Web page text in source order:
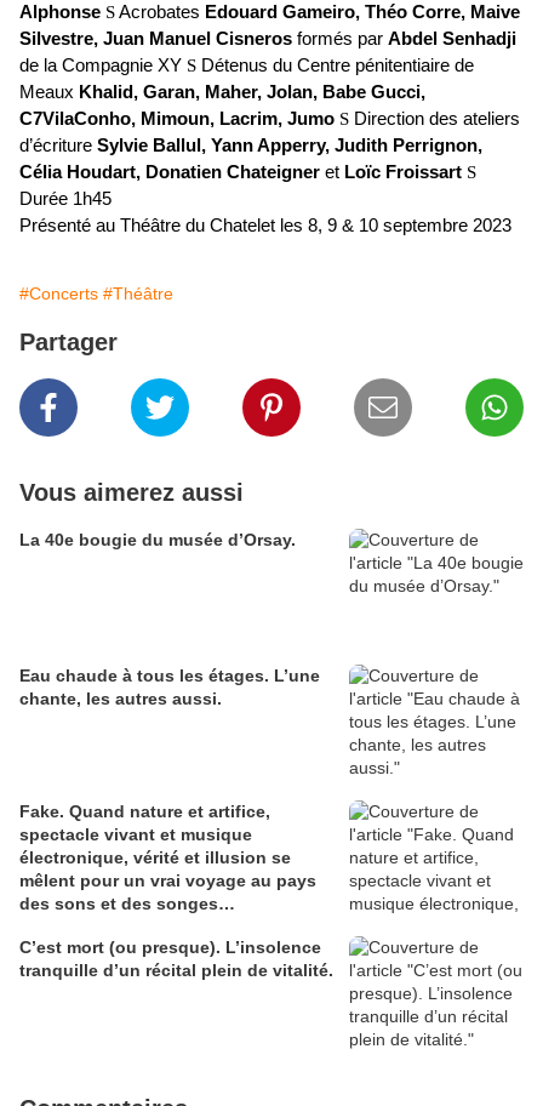
Alphonse SAcrobates Edouard Gameiro, Théo Corre, Maive
Silvestre, Juan Manuel Cisneros formés par Abdel Senhadji
de la Compagnie XY S Détenus du Centre pénitentiaire de
Meaux Khalid, Garan, Maher, Jolan, Babe Gucci,
C7VilaConho, Mimoun, Lacrim, Jumo S Direction des ateliers
d’écriture Sylvie Ballul, Yann Apperry, Judith Perrignon,
Célia Houdart, Donatien Chateigner et Loïc Froissart S
Durée 1h45
Présenté au Théâtre du Chatelet les 8, 9 & 10 septembre 2023
#Concerts #Théâtre
Partager
Vous aimerez aussi
La 40e bougie du musée d’Orsay.
Eau chaude à tous les étages. L’une
chante, les autres aussi.
Fake. Quand nature et artifice,
spectacle vivant et musique
électronique, vérité et illusion se
mêlent pour un vrai voyage au pays
des sons et des songes…
C’est mort (ou presque). L’insolence
tranquille d’un récital plein de vitalité.